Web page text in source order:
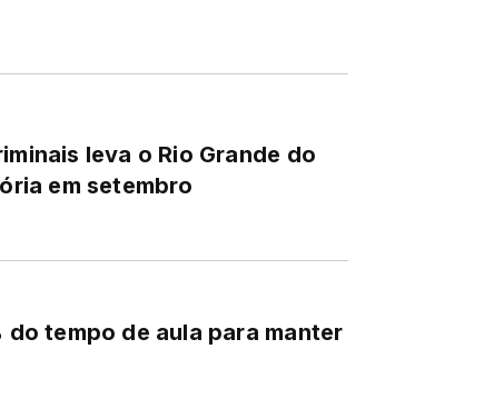
leva o Rio Grande do
em setembro
tempo de aula para manter